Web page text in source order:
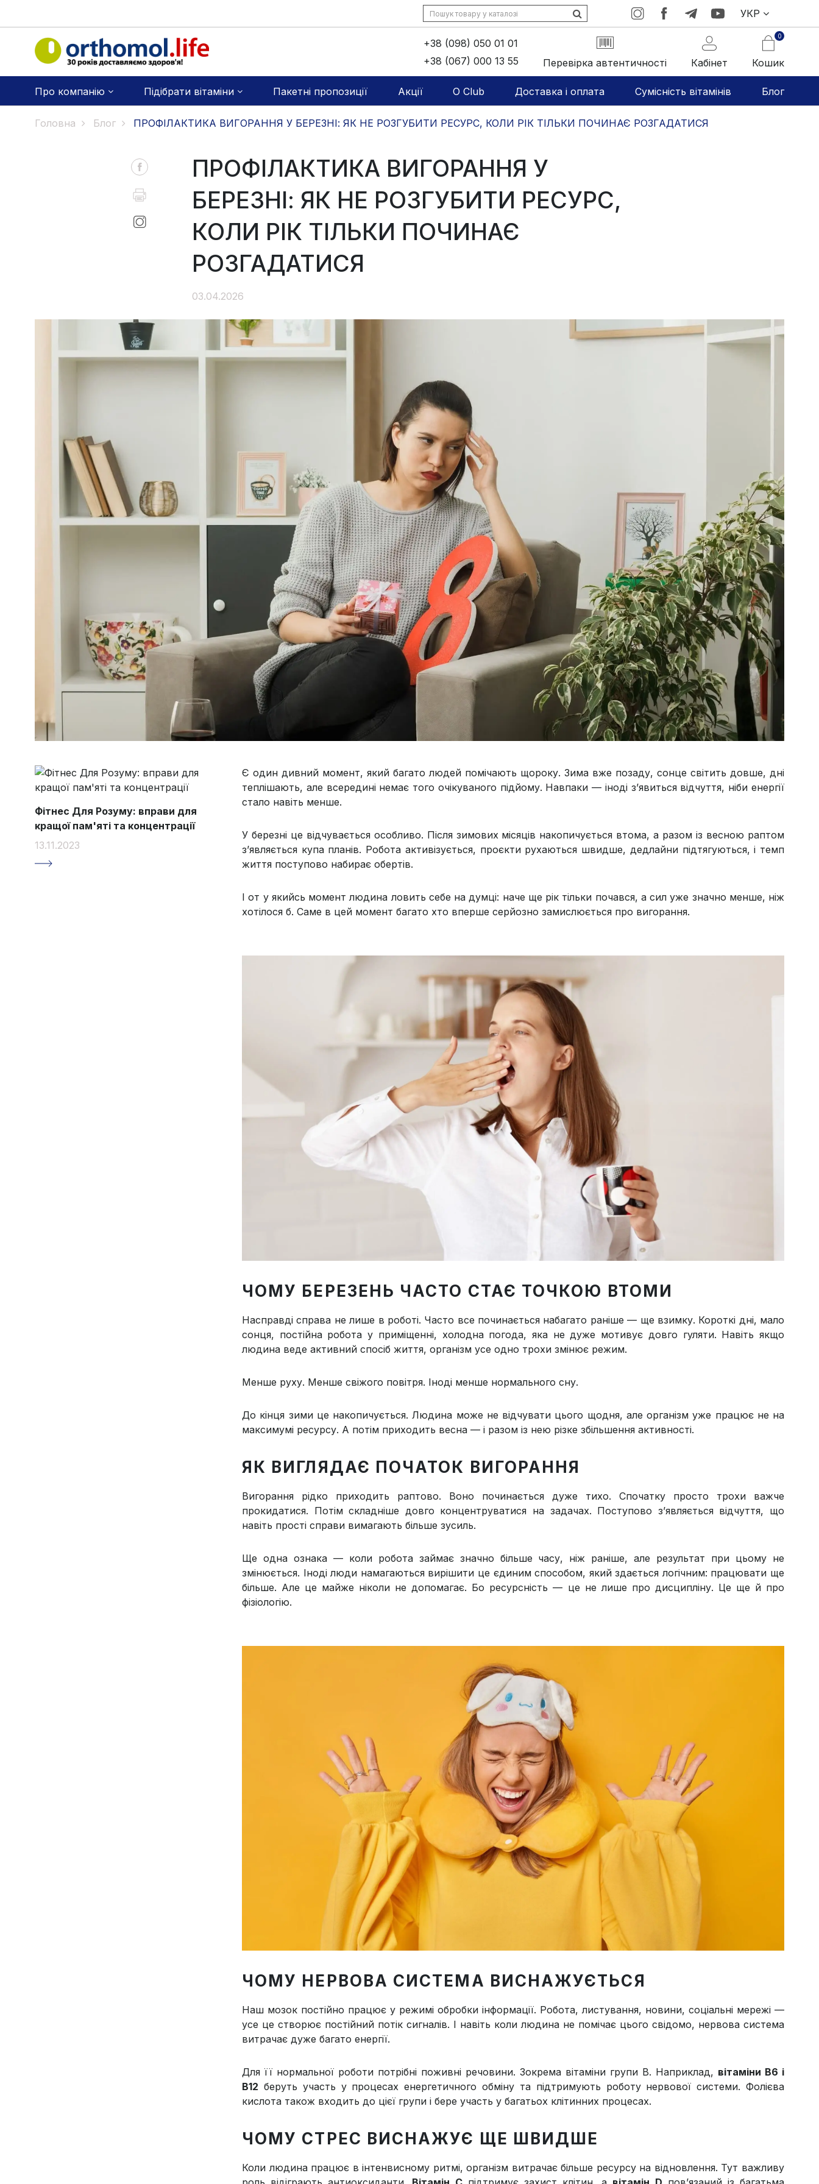
УКР
+38 (098) 050 01 01
+38 (067) 000 13 55
Перевірка автентичності Кабінет
0
Кошик
Про компанію Підібрати вітаміни Пакетні пропозиції Акції O Club Доставка і оплата Сумісність вітамінів Блог
Головна Блог ПРОФІЛАКТИКА ВИГОРАННЯ У БЕРЕЗНІ: ЯК НЕ РОЗГУБИТИ РЕСУРС, КОЛИ РІК ТІЛЬКИ ПОЧИНАЄ РОЗГАДАТИСЯ
ПРОФІЛАКТИКА ВИГОРАННЯ У
БЕРЕЗНІ: ЯК НЕ РОЗГУБИТИ РЕСУРС,
КОЛИ РІК ТІЛЬКИ ПОЧИНАЄ
РОЗГАДАТИСЯ
03.04.2026
Фітнес Для Розуму: вправи для
кращої пам'яті та концентрації
13.11.2023
Є один дивний момент, який багато людей помічають щороку. Зима вже позаду, сонце світить довше, дні
теплішають, але всередині немає того очікуваного підйому. Навпаки — іноді з’явиться відчуття, ніби енергії
стало навіть менше.
У березні це відчувається особливо. Після зимових місяців накопичується втома, а разом із весною раптом
з’являється купа планів. Робота активізується, проєкти рухаються швидше, дедлайни підтягуються, і темп
життя поступово набирає обертів.
І от у якийсь момент людина ловить себе на думці: наче ще рік тільки почався, а сил уже значно менше, ніж
хотілося б. Саме в цей момент багато хто вперше серйозно замислюється про вигорання.
ЧОМУ БЕРЕЗЕНЬ ЧАСТО СТАЄ ТОЧКОЮ ВТОМИ
Насправді справа не лише в роботі. Часто все починається набагато раніше — ще взимку. Короткі дні, мало
сонця, постійна робота у приміщенні, холодна погода, яка не дуже мотивує довго гуляти. Навіть якщо
людина веде активний спосіб життя, організм усе одно трохи змінює режим.
Менше руху. Менше свіжого повітря. Іноді менше нормального сну.
До кінця зими це накопичується. Людина може не відчувати цього щодня, але організм уже працює не на
максимумі ресурсу. А потім приходить весна — і разом із нею різке збільшення активності.
ЯК ВИГЛЯДАЄ ПОЧАТОК ВИГОРАННЯ
Вигорання рідко приходить раптово. Воно починається дуже тихо. Спочатку просто трохи важче
прокидатися. Потім складніше довго концентруватися на задачах. Поступово з’являється відчуття, що
навіть прості справи вимагають більше зусиль.
Ще одна ознака — коли робота займає значно більше часу, ніж раніше, але результат при цьому не
змінюється. Іноді люди намагаються вирішити це єдиним способом, який здається логічним: працювати ще
більше. Але це майже ніколи не допомагає. Бо ресурсність — це не лише про дисципліну. Це ще й про
фізіологію.
ЧОМУ НЕРВОВА СИСТЕМА ВИСНАЖУЄТЬСЯ
Наш мозок постійно працює у режимі обробки інформації. Робота, листування, новини, соціальні мережі —
усе це створює постійний потік сигналів. І навіть коли людина не помічає цього свідомо, нервова система
витрачає дуже багато енергії.
Для її нормальної роботи потрібні поживні речовини. Зокрема вітаміни групи B. Наприклад, вітаміни B6 і
B12 беруть участь у процесах енергетичного обміну та підтримують роботу нервової системи. Фолієва
кислота також входить до цієї групи і бере участь у багатьох клітинних процесах.
ЧОМУ СТРЕС ВИСНАЖУЄ ЩЕ ШВИДШЕ
Коли людина працює в інтенвисному ритмі, організм витрачає більше ресурсу на відновлення. Тут важливу